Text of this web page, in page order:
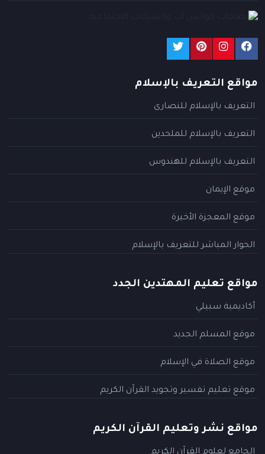
مواقع التعريف بالإسلام
التعريف بالإسلام للنصارى
التعريف بالإسلام للملحدين
التعريف بالإسلام للهندوس
موقع الإيمان
موقع المعجزة الأخيرة
الحوار المباشر للتعريف بالإسلام
مواقع تعليم المهتدين الجدد
أكاديمية سبيلي
موقع المسلم الجديد
موقع الصلاة في الإسلام
موقع تعليم تفسير وتجويد القرآن الكريم
مواقع نشر وتعليم القرآن الكريم
الجامع لعلوم القرآن الكريم